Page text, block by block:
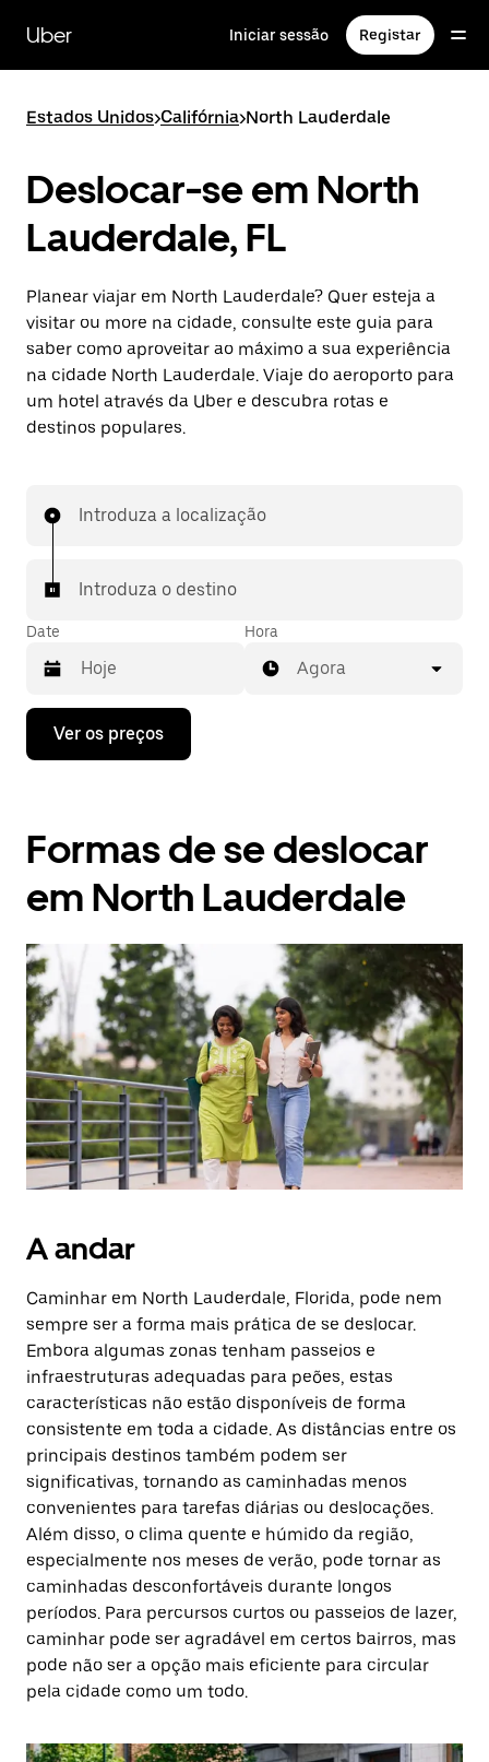
para
conteúdo
Uber Iniciar sessão Registar
Estados Unidos>Califórnia>North Lauderdale
Deslocar-se em North
Lauderdale, FL
Planear viajar em North Lauderdale? Quer esteja a
visitar ou more na cidade, consulte este guia para
saber como aproveitar ao máximo a sua experiência
na cidade North Lauderdale. Viaje do aeroporto para
um hotel através da Uber e descubra rotas e
destinos populares.
Introduza a localização
Introduza o destino
Date
Prima
tecla
interagir
com
calendário
uma
data.
Prima
o
botão
Esc
para
fechar
o
calendário.
Hora
Agora
Ver os preços
Formas de se deslocar
em North Lauderdale
A andar
Caminhar em North Lauderdale, Florida, pode nem
sempre ser a forma mais prática de se deslocar.
Embora algumas zonas tenham passeios e
infraestruturas adequadas para peões, estas
características não estão disponíveis de forma
consistente em toda a cidade. As distâncias entre os
principais destinos também podem ser
significativas, tornando as caminhadas menos
convenientes para tarefas diárias ou deslocações.
Além disso, o clima quente e húmido da região,
especialmente nos meses de verão, pode tornar as
caminhadas desconfortáveis durante longos
períodos. Para percursos curtos ou passeios de lazer,
caminhar pode ser agradável em certos bairros, mas
pode não ser a opção mais eficiente para circular
pela cidade como um todo.